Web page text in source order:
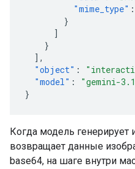
"mime_type" :
}
]
}
],
"object" :
"model" : "gemini-
}
Когда модель генерирует
возвращает данные
base64, на шаге внутри